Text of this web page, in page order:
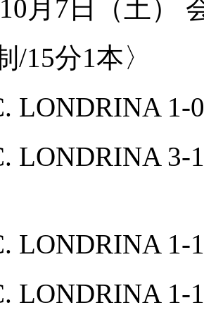
月7日（土）
/15分1本〉
LONDRINA
LONDRINA
LONDRINA
LONDRINA